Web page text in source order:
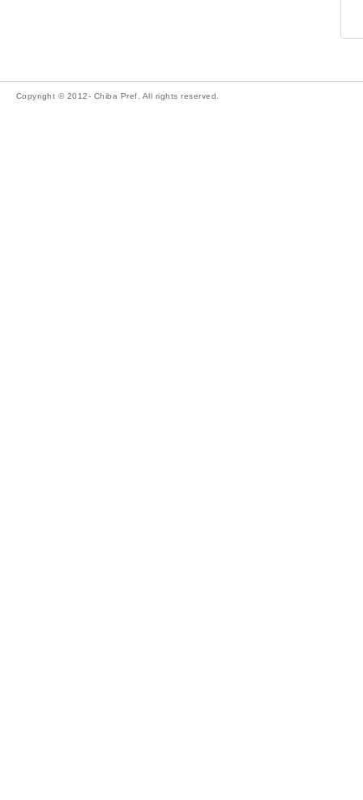
Copyright © 2012- Chiba Pref. All rights reserved.